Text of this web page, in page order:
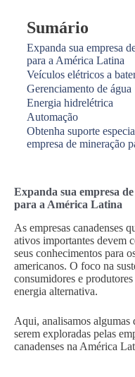
Sumário
Expanda sua empresa
para a América Latina
Veículos elétricos a
Gerenciamento de água
Energia hidrelétrica
Automação
Obtenha suporte
empresa de mineração
Expanda sua empresa
para a América Latina
As empresas canadenses
ativos importantes devem
seus conhecimentos para
americanos. O foco na
consumidores e
energia alternativa.
Aqui, analisamos algumas
serem exploradas pelas
canadenses na América